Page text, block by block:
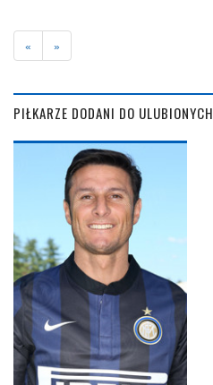
« »
PIŁKARZE DODANI DO ULUBIONYCH